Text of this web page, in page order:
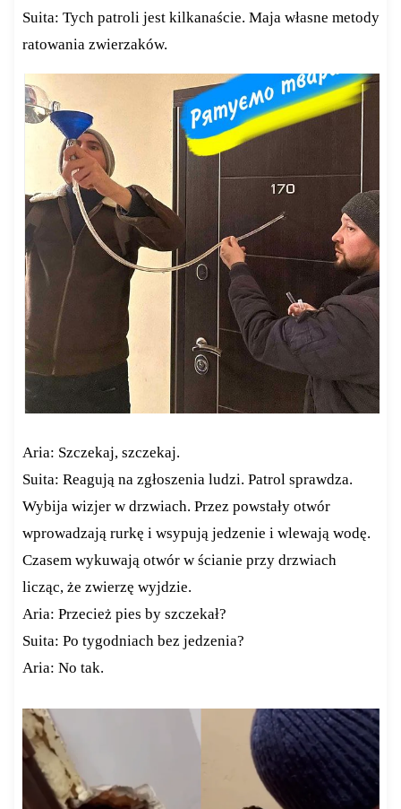
Suita: Tych patroli jest kilkanaście. Maja własne metody
ratowania zwierzaków.
Aria: Szczekaj, szczekaj.
Suita: Reagują na zgłoszenia ludzi. Patrol sprawdza.
Wybija wizjer w drzwiach. Przez powstały otwór
wprowadzają rurkę i wsypują jedzenie i wlewają wodę.
Czasem wykuwają otwór w ścianie przy drzwiach
licząc, że zwierzę wyjdzie.
Aria: Przecież pies by szczekał?
Suita: Po tygodniach bez jedzenia?
Aria: No tak.